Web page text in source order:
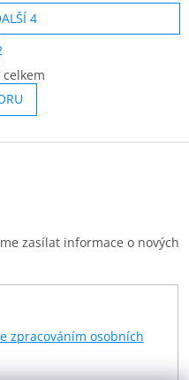
4
celkem
zasílat informace o nových
zpracováním osobních